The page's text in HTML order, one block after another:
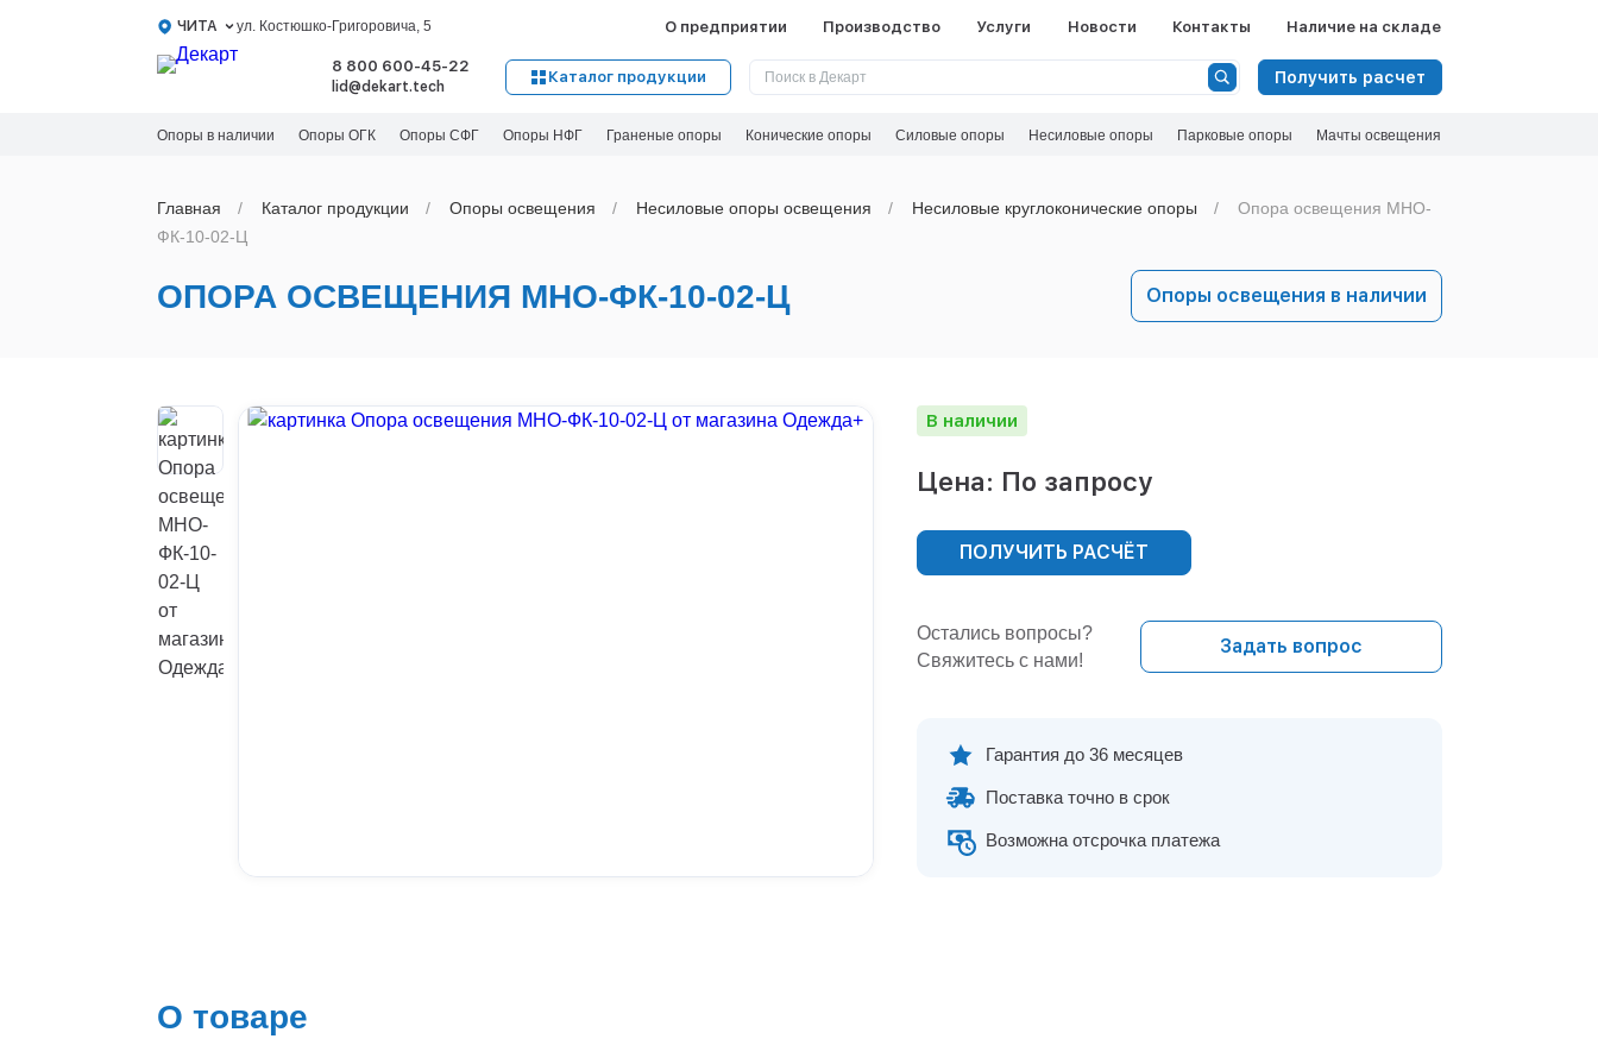
ЧИТА ул. Костюшко-Григоровича, 5 О предприятии Производство Услуги Новости Контакты Наличие на складе
8 800 600-45-22
lid@dekart.tech
Каталог продукции Получить расчет
Опоры в наличии Опоры ОГК Опоры СФГ Опоры НФГ Граненые опоры Конические опоры Силовые опоры Несиловые опоры Парковые опоры Мачты освещения
Главная Каталог продукции Oпоры oсвeщения Несиловые опоры освещения Несиловые круглоконические опоры
Опора освещения МНО-
ФК-10-02-Ц
ОПОРА ОСВЕЩЕНИЯ МНО-ФК-10-02-Ц Опоры освещения в наличии
В наличии
Цена: По запросу
ПОЛУЧИТЬ РАСЧЁТ
Остались вопросы?
Свяжитесь с нами!
Задать вопрос
Гарантия до 36 месяцев
Поставка точно в срок
Возможна отсрочка платежа
О товаре